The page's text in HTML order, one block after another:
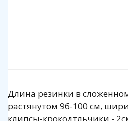
Длина резинки в
растянутом 96-100 см,